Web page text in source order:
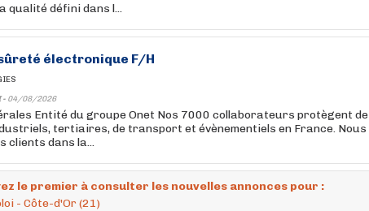
qualité défini dans l...
électronique F/H
- 04/08/2026
Entité du groupe Onet Nos 7000 collaborateurs protègent de
tertiaires, de transport et évènementiels en France. Nous
clients dans la...
le premier à consulter les nouvelles annonces pour :
- Côte-d'Or (21)